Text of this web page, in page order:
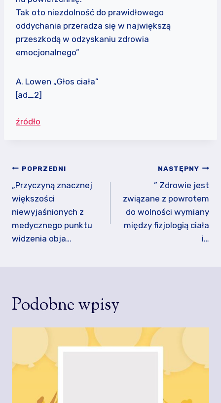
Tak oto niezdolność do prawidłowego
oddychania przeradza się w największą
przeszkodą w odzyskaniu zdrowia
emocjonalnego”
A. Lowen „Głos ciała”
[ad_2]
źródło
Nawigacja
wpisu
POPRZEDNI
„Przyczyną znacznej
większości
niewyjaśnionych z
medycznego punktu
widzenia obja…
NASTĘPNY
” Zdrowie jest
związane z powrotem
do wolności wymiany
między fizjologią ciała
i…
Podobne wpisy